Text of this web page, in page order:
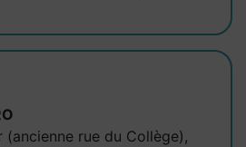
(ancienne rue du Collège),